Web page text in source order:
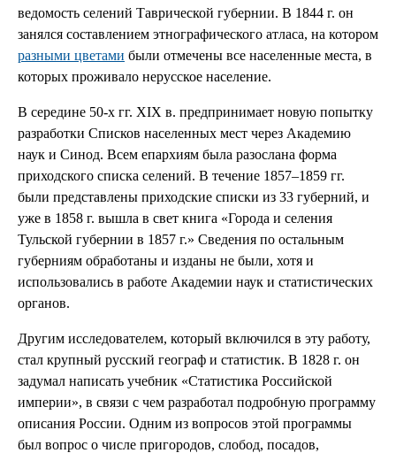
ведомость селений Таврической губернии. В 1844 г. он
занялся составлением этнографического атласа, на котором
разными цветами были отмечены все населенные места, в
которых проживало нерусское население.
В середине 50-х гг. XIX в. предпринимает новую попытку
разработки Списков населенных мест через Академию
наук и Синод. Всем епархиям была разослана форма
приходского списка селений. В течение 1857–1859 гг.
были представлены приходские списки из 33 губерний, и
уже в 1858 г. вышла в свет книга «Города и селения
Тульской губернии в 1857 г.» Сведения по остальным
губерниям обработаны и изданы не были, хотя и
использовались в работе Академии наук и статистических
органов.
Другим исследователем, который включился в эту работу,
стал крупный русский географ и статистик. В 1828 г. он
задумал написать учебник «Статистика Российской
империи», в связи с чем разработал подробную программу
описания России. Одним из вопросов этой программы
был вопрос о числе пригородов, слобод, посадов,